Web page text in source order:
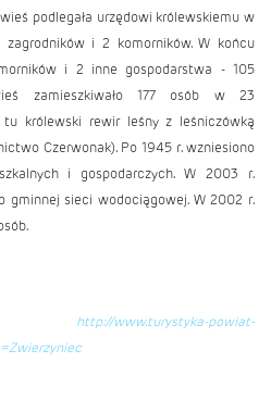
podlegała urzędowi królewskiemu w
zagrodników i 2 komorników. W końcu
i 2 inne gospodarstwa - 105
zamieszkiwało 177 osób w 23
tu królewski rewir leśny z leśniczówką
Czerwonak). Po 1945 r. wzniesiono
i gospodarczych. W 2003 r.
gminnej sieci wodociągowej. W 2002 r.
http://www.turystyka-powiat-